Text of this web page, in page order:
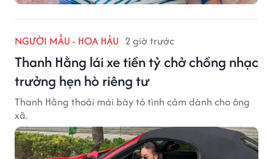
NGƯỜI MẪU - HOA HẬU 2 giờ trước
Thanh Hằng lái xe tiền tỷ chở chồng nhạc
trưởng hẹn hò riêng tư
Thanh Hằng thoải mái bày tỏ tình cảm dành cho ông
xã.